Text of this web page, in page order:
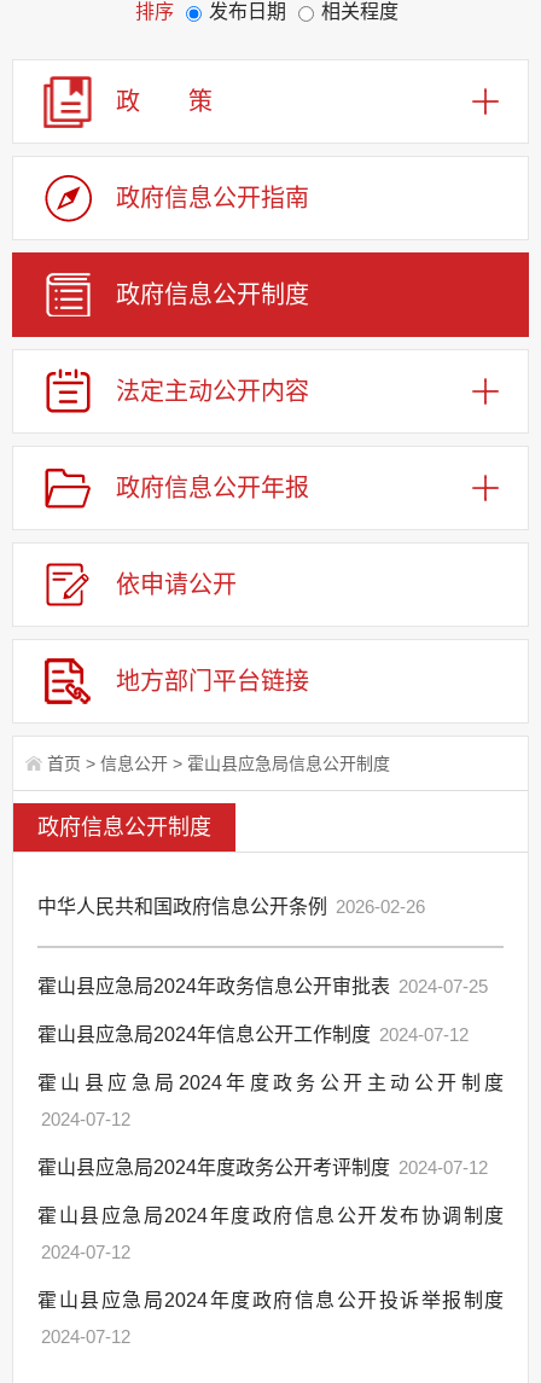
排序
发布日期 相关程度
政 策
政府信息公开指南
政府信息公开制度
法定主动公开内容
政府信息公开年报
依申请公开
地方部门平台链接
首页 > 信息公开 > 霍山县应急局信息公开制度
政府信息公开制度
中华人民共和国政府信息公开条例 2026-02-26
霍山县应急局2024年政务信息公开审批表 2024-07-25
霍山县应急局2024年信息公开工作制度 2024-07-12
霍山县应急局2024年度政务公开主动公开制度
2024-07-12
霍山县应急局2024年度政务公开考评制度 2024-07-12
霍山县应急局2024年度政府信息公开发布协调制度
2024-07-12
霍山县应急局2024年度政府信息公开投诉举报制度
2024-07-12